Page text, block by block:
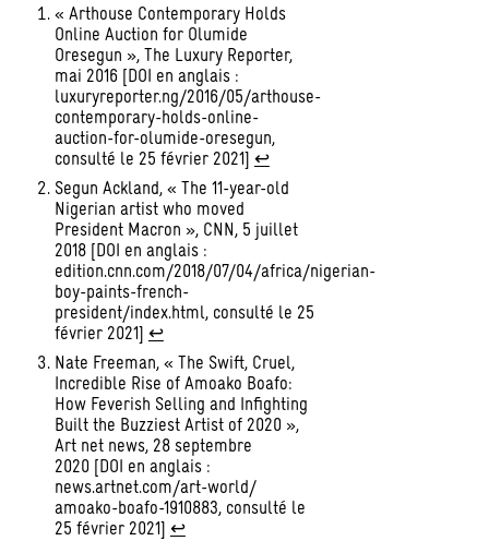
« Arthouse Contemporary Holds
Online Auction for Olumide
Oresegun », The Luxury Reporter,
mai 2016 [DOI en anglais :
luxuryreporter.ng/2016/05/arthouse-
contemporary-holds-online-
auction-for-olumide-oresegun,
consulté le 25 février 2021] ↩︎
Segun Ackland, « The 11-year-old
Nigerian artist who moved
President Macron », CNN, 5 juillet
2018 [DOI en anglais :
edition.cnn.com/2018/07/04/africa/nigerian-
boy-paints-french-
president/index.html, consulté le 25
février 2021] ↩︎
Nate Freeman, « The Swift, Cruel,
Incredible Rise of Amoako Boafo:
How Feverish Selling and Infighting
Built the Buzziest Artist of 2020 »,
Art net news, 28 septembre
2020 [DOI en anglais :
news.artnet.com/art-world/
amoako-boafo-1910883, consulté le
25 février 2021] ↩︎